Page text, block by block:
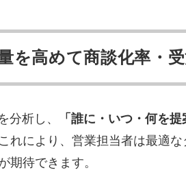
を高めて商談化率・
分析し、 「誰に・いつ・何を
れにより、営業担当者は最適
期待できます。